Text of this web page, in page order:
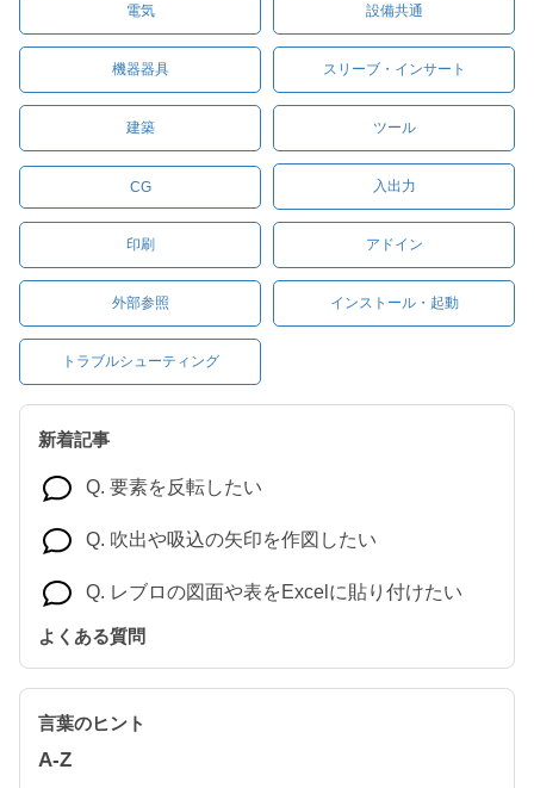
電気 設備共通
機器器具 スリーブ・インサート
建築 ツール
CG 入出力
印刷 アドイン
外部参照 インストール・起動
トラブルシューティング
新着記事
Q. 要素を反転したい
Q. 吹出や吸込の矢印を作図したい
Q. レブロの図面や表をExcelに貼り付けたい
よくある質問
Q. 購入者専用ページのパスワードが分からな
言葉のヒント
A-Z